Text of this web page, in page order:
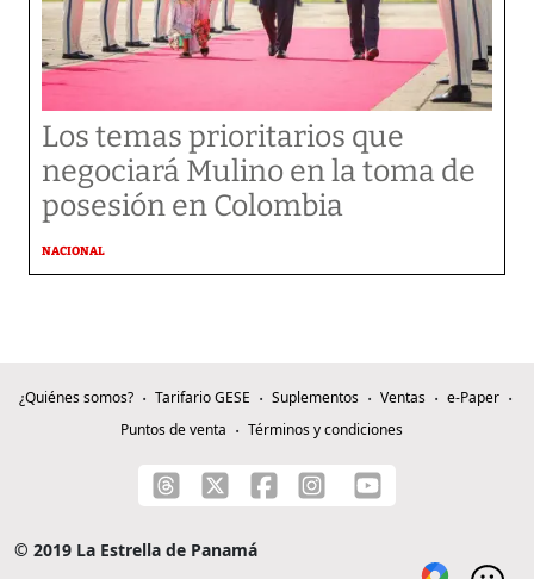
Los temas prioritarios que
negociará Mulino en la toma de
posesión en Colombia
NACIONAL
¿Quiénes somos? Tarifario GESE Suplementos Ventas
e-Paper
Puntos de venta
Términos y condiciones
© 2019 La Estrella de Panamá